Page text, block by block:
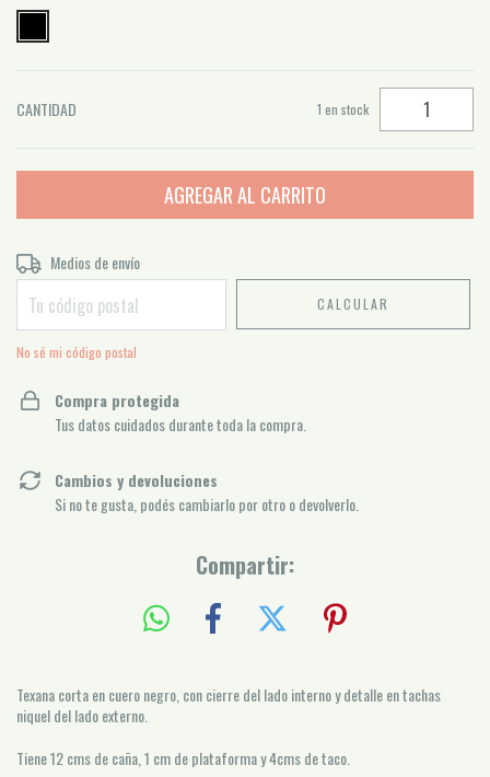
CANTIDAD 1 en stock
Entregas para el CP:
Medios de envío
CALCULAR
No sé mi código postal
Compra protegida
Tus datos cuidados durante toda la compra.
Cambios y devoluciones
Si no te gusta, podés cambiarlo por otro o devolverlo.
Compartir:
Texana corta en cuero negro, con cierre del lado interno y detalle en tachas
niquel del lado externo.
Tiene 12 cms de caña, 1 cm de plataforma y 4cms de taco.